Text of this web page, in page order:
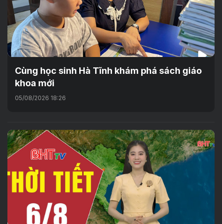
Cùng học sinh Hà Tĩnh khám phá sách giáo
khoa mới
05/08/2026 18:26